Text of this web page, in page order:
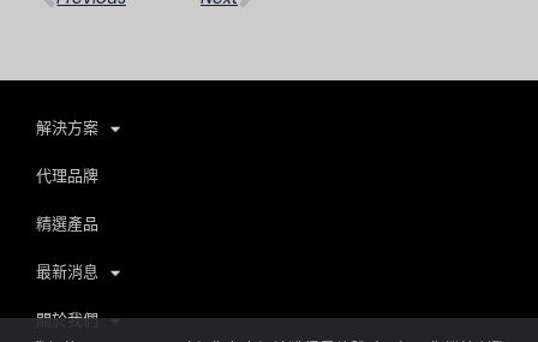
解決方案
代理品牌
精選產品
最新消息
關於我們